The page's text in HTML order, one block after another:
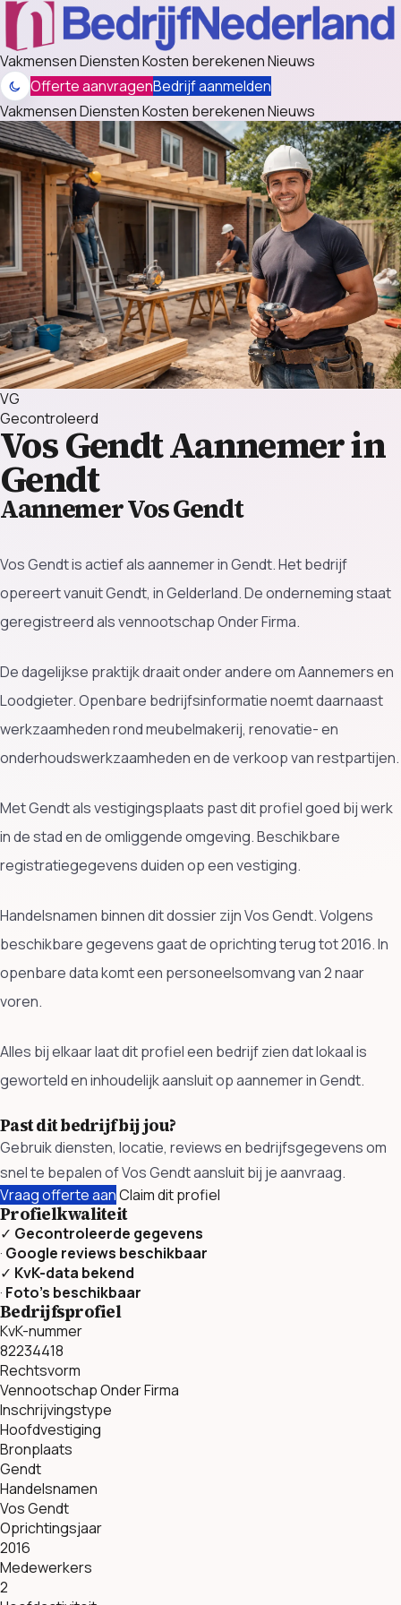
VakmensenDienstenKosten berekenenNieuws
Offerte aanvragenBedrijf aanmelden
VakmensenDienstenKosten berekenenNieuws
VG
Gecontroleerd
Vos GendtAannemer in
Gendt
Aannemer Vos Gendt
Vos Gendt is actief als aannemer in Gendt. Het bedrijf
opereert vanuit Gendt, in Gelderland. De onderneming staat
geregistreerd als vennootschap Onder Firma.
De dagelijkse praktijk draait onder andere om Aannemers en
Loodgieter. Openbare bedrijfsinformatie noemt daarnaast
werkzaamheden rond meubelmakerij, renovatie- en
onderhoudswerkzaamheden en de verkoop van restpartijen.
Met Gendt als vestigingsplaats past dit profiel goed bij werk
in de stad en de omliggende omgeving. Beschikbare
registratiegegevens duiden op een vestiging.
Handelsnamen binnen dit dossier zijn Vos Gendt. Volgens
beschikbare gegevens gaat de oprichting terug tot 2016. In
openbare data komt een personeelsomvang van 2 naar
voren.
Alles bij elkaar laat dit profiel een bedrijf zien dat lokaal is
geworteld en inhoudelijk aansluit op aannemer in Gendt.
Past dit bedrijf bij jou?
Gebruik diensten, locatie, reviews en bedrijfsgegevens om
snel te bepalen of Vos Gendt aansluit bij je aanvraag.
Vraag offerte aanClaim dit profiel
Profielkwaliteit
✓ Gecontroleerde gegevens
· Google reviews beschikbaar
✓ KvK-data bekend
· Foto’s beschikbaar
Bedrijfsprofiel
KvK-nummer
82234418
Rechtsvorm
Vennootschap Onder Firma
Inschrijvingstype
Hoofdvestiging
Bronplaats
Gendt
Handelsnamen
Vos Gendt
Oprichtingsjaar
2016
Medewerkers
2